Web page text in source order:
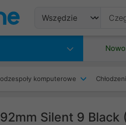
komputerowe
Silent 9 Black